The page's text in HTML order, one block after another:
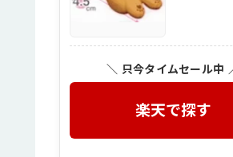
＼ 只今タイムセール中
楽天で探す